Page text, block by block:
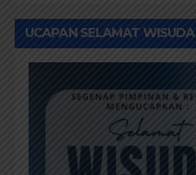
UCAPAN SELAMAT WISUDA